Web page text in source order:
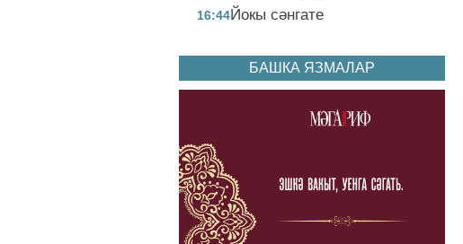
16:44Йокы сәнгате
БАШКА ЯЗМАЛАР